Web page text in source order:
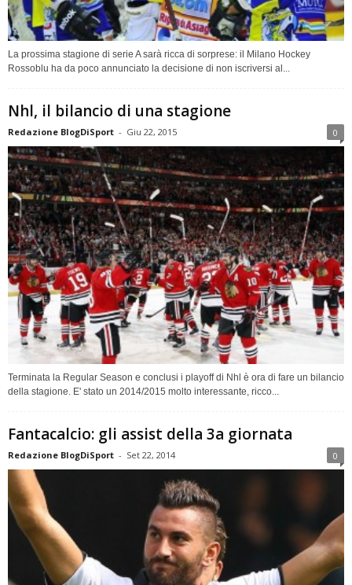
La prossima stagione di serie A sarà ricca di sorprese: il Milano Hockey
Rossoblu ha da poco annunciato la decisione di non iscriversi al...
Nhl, il bilancio di una stagione
Redazione BlogDiSport - Giu 22, 2015 0
Terminata la Regular Season e conclusi i playoff di Nhl è ora di fare un bilancio
della stagione. E' stato un 2014/2015 molto interessante, ricco...
Fantacalcio: gli assist della 3a giornata
Redazione BlogDiSport - Set 22, 2014 0